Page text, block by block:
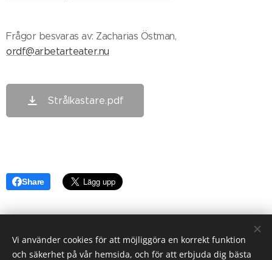
Frågor besvaras av: Zacharias Östman,
ordf@arbetarteater.nu
Strålkastare.pdf
Share
KONTAKTA OSS
Vi använder cookies för att möjliggöra en korrekt funktion
och säkerhet på vår hemsida, och för att erbjuda dig bästa